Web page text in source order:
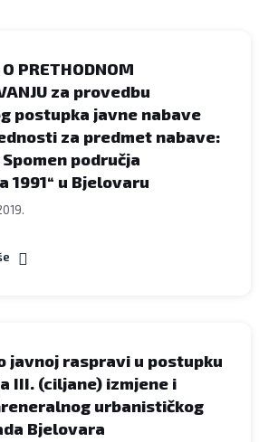
O PRETHODNOM
za provedbu
postupka javne nabave
za predmet nabave:
područja
1991“ u Bjelovaru
javnoj raspravi u postupku
III. (ciljane) izmjene i
urbanističkog
Bjelovara